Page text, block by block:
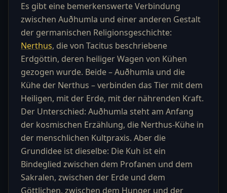
Es gibt eine bemerkenswerte Verbindung
zwischen Auðhumla und einer anderen Gestalt
der germanischen Religionsgeschichte:
Nerthus, die von Tacitus beschriebene
Erdgöttin, deren heiliger Wagen von Kühen
gezogen wurde. Beide – Auðhumla und die
Kühe der Nerthus – verbinden das Tier mit dem
Heiligen, mit der Erde, mit der nährenden Kraft.
Der Unterschied: Auðhumla steht am Anfang
der kosmischen Erzählung, die Nerthus-Kühe in
der menschlichen Kultpraxis. Aber die
Grundidee ist dieselbe: Die Kuh ist ein
Bindeglied zwischen dem Profanen und dem
Sakralen, zwischen der Erde und dem
Göttlichen, zwischen dem Hunger und der